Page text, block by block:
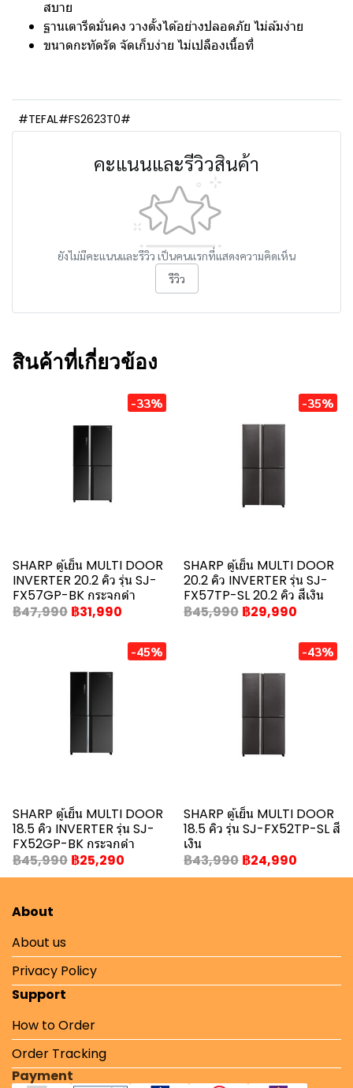
สบาย
ฐานเตารีดมั่นคง วางตั้งได้อย่างปลอดภัย ไม่ล้มง่าย
ขนาดกะทัดรัด จัดเก็บง่าย ไม่เปลืองเนื้อที่
#TEFAL#FS2623T0#
คะแนนและรีวิวสินค้า
ยังไม่มีคะแนนและรีวิว เป็นคนแรกที่แสดงความคิดเห็น
รีวิว
สินค้าที่เกี่ยวข้อง
-33%
SHARP ตู้เย็น MULTI DOOR
INVERTER 20.2 คิว รุ่น SJ-
FX57GP-BK กระจกดำ
฿47,990 ฿31,990
-35%
SHARP ตู้เย็น MULTI DOOR
20.2 คิว INVERTER รุ่น SJ-
FX57TP-SL 20.2 คิว สีเงิน
฿45,990 ฿29,990
-45%
SHARP ตู้เย็น MULTI DOOR
18.5 คิว INVERTER รุ่น SJ-
FX52GP-BK กระจกดำ
฿45,990 ฿25,290
-43%
SHARP ตู้เย็น MULTI DOOR
18.5 คิว รุ่น SJ-FX52TP-SL สี
เงิน
฿43,990 ฿24,990
About
About us
Privacy Policy
Support
How to Order
Order Tracking
Payment